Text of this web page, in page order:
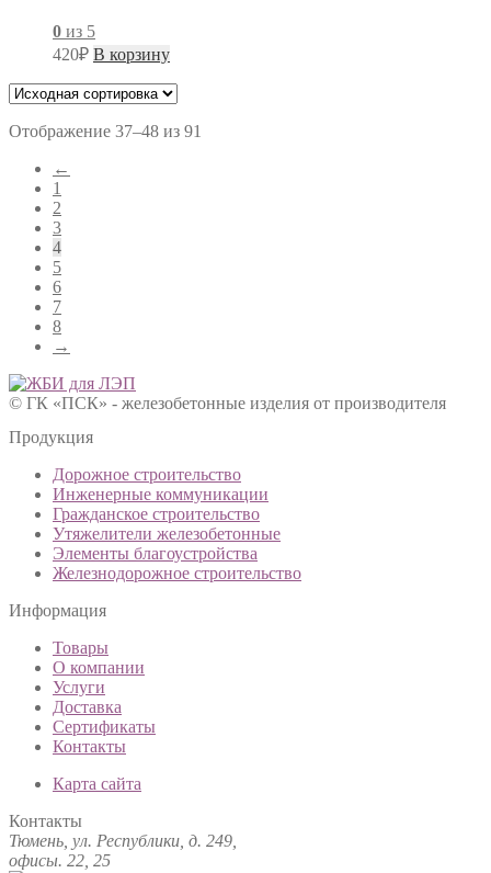
0 из 5
420₽ В корзину
Отображение 37–48 из 91
←
1
2
3
4
5
6
7
8
→
© ГК «ПСК» - железобетонные изделия от производителя
Продукция
Дорожное строительство
Инженерные коммуникации
Гражданское строительство
Утяжелители железобетонные
Элементы благоустройства
Железнодорожное строительство
Информация
Товары
О компании
Услуги
Доставка
Сертификаты
Контакты
Карта сайта
Контакты
Тюмень, ул. Республики, д. 249,
офисы. 22, 25